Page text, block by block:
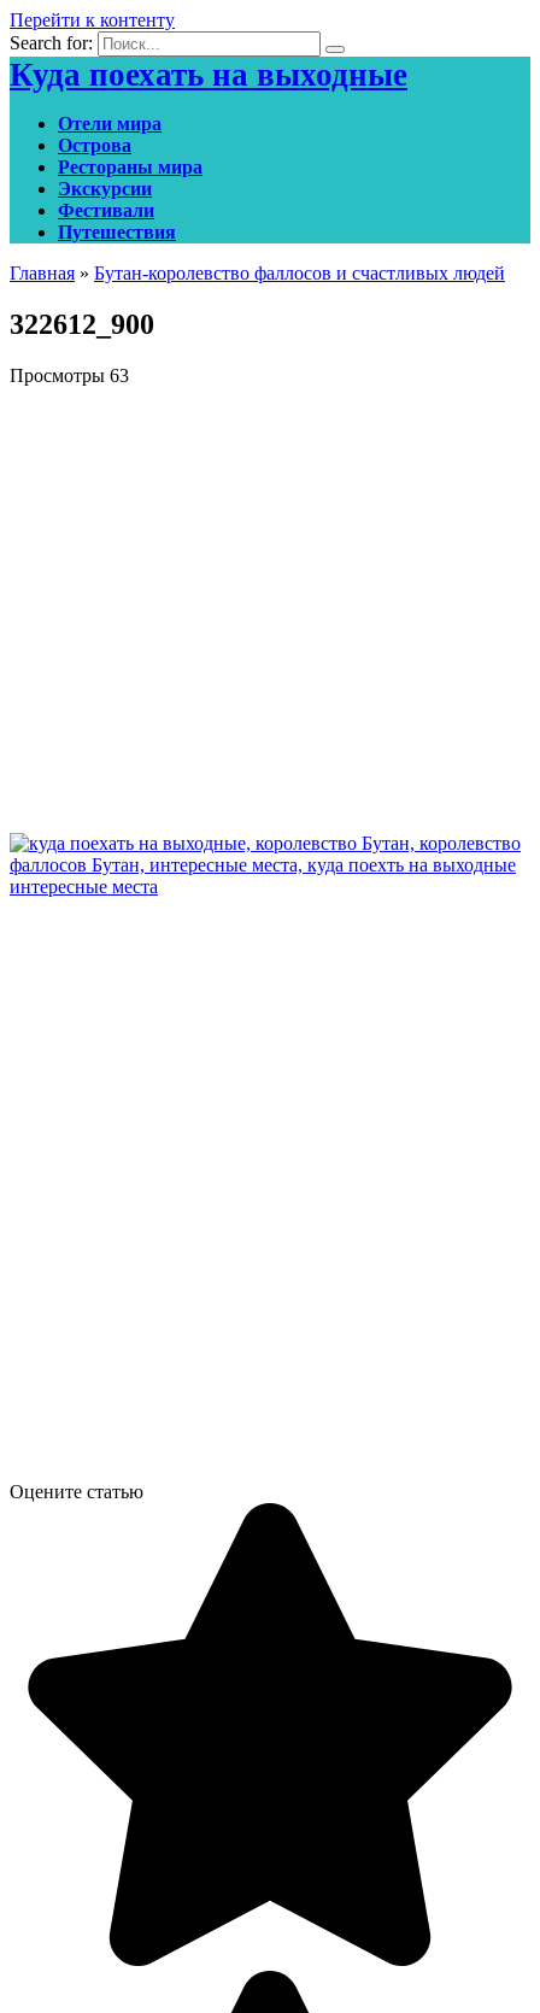
Перейти к контенту
Search for:
Куда поехать на выходные
Отели мира
Острова
Рестораны мира
Экскурсии
Фестивали
Путешествия
Главная » Бутан-королевство фаллосов и счастливых людей
322612_900
Просмотры 63
Оцените статью